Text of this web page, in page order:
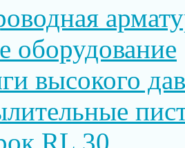
оборудование
высокого
RL 30